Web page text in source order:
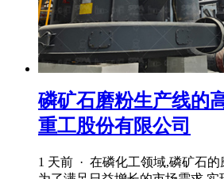
磷矿石磨粉生产线的
重工股份有限公司
1 天前 · 在磷化工领域,磷矿石的